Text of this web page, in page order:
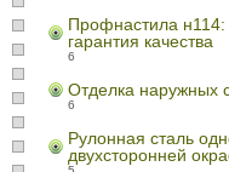
Профнастила н114:
гарантия качества
6
Отделка наружных
6
Рулонная сталь
двухсторонней